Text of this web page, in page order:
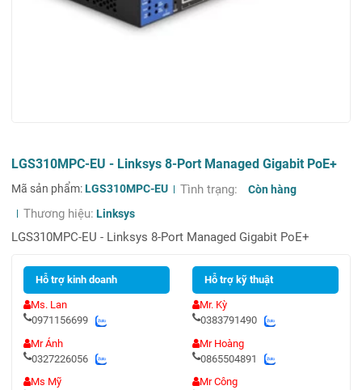
LGS310MPC-EU - Linksys 8-Port Managed Gigabit PoE+
Mã sản phẩm:LGS310MPC-EU Tình trạng: Còn hàng
Thương hiệu: Linksys
LGS310MPC-EU - Linksys 8-Port Managed Gigabit PoE+
Hỗ trợ kinh doanh
Ms. Lan
0971156699
Mr Ánh
0327226056
Ms Mỹ
Hỗ trợ kỹ thuật
Mr. Kỳ
0383791490
Mr Hoàng
0865504891
Mr Công